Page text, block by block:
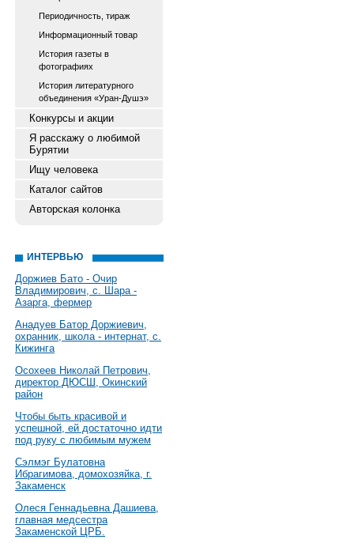
Периодичность, тираж
Информационный товар
История газеты в
фотографиях
История литературного
объединения «Уран-Душэ»
Конкурсы и акции
Я расскажу о любимой
Бурятии
Ищу человека
Каталог сайтов
Авторская колонка
ИНТЕРВЬЮ
Доржиев Бато - Очир
Владимирович, с. Шара -
Азарга, фермер
Анадуев Батор Доржиевич,
охранник, школа - интернат, с.
Кижинга
Осохеев Николай Петрович,
директор ДЮСШ, Окинский
район
Чтобы быть красивой и
успешной, ей достаточно идти
под руку с любимым мужем
Сэлмэг Булатовна
Ибрагимова, домохозяйка, г.
Закаменск
Олеся Геннадьевна Дашиева,
главная медсестра
Закаменской ЦРБ.